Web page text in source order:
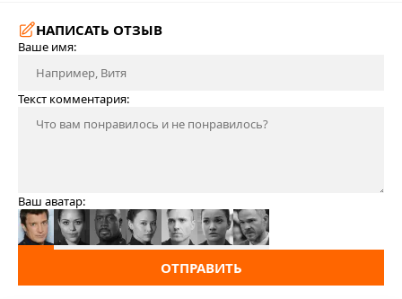
НАПИСАТЬ ОТЗЫВ
Ваше имя:
Текст комментария:
Ваш аватар:
ОТПРАВИТЬ